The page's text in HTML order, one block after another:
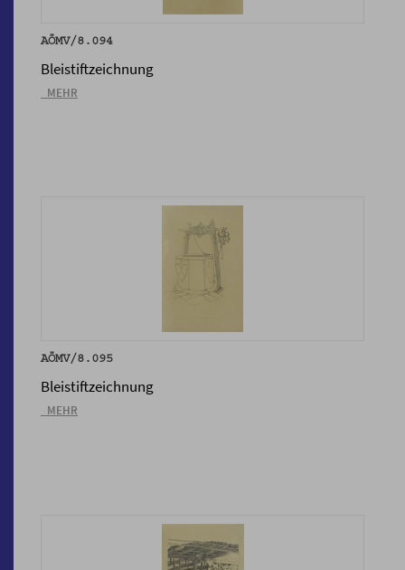
AÖMV/8.094
Bleistiftzeichnung
_MEHR
AÖMV/8.095
Bleistiftzeichnung
_MEHR